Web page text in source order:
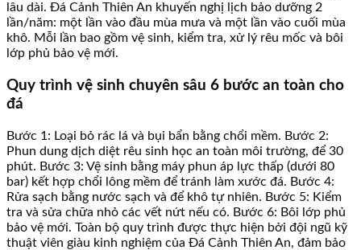
lâu dài. Đá Cảnh Thiên An khuyến nghị lịch bảo dưỡng 2
lần/năm: một lần vào đầu mùa mưa và một lần vào cuối mùa
khô. Mỗi lần bao gồm vệ sinh, kiểm tra, xử lý rêu mốc và bôi
lớp phủ bảo vệ mới.
Quy trình vệ sinh chuyên sâu 6 bước an toàn cho
đá
Bước 1: Loại bỏ rác lá và bụi bẩn bằng chổi mềm. Bước 2:
Phun dung dịch diệt rêu sinh học an toàn môi trường, để 30
phút. Bước 3: Vệ sinh bằng máy phun áp lực thấp (dưới 80
bar) kết hợp chổi lông mềm để tránh làm xước đá. Bước 4:
Rửa sạch bằng nước sạch và để khô tự nhiên. Bước 5: Kiểm
tra và sửa chữa nhỏ các vết nứt nếu có. Bước 6: Bôi lớp phủ
bảo vệ mới. Toàn bộ quy trình được thực hiện bởi đội ngũ kỹ
thuật viên giàu kinh nghiệm của Đá Cảnh Thiên An, đảm bảo